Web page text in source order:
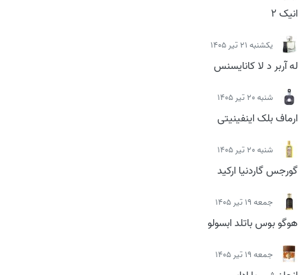
انیک 2
يكشنبه 21 تیر 1405
له آربر د لا کانایسنس
شنبه 20 تیر 1405
ارماف بلک اینفینیتی
شنبه 20 تیر 1405
گورجس گاردنیا ارکید
جمعه 19 تیر 1405
هوگو بوس باتلد ابسولو
جمعه 19 تیر 1405